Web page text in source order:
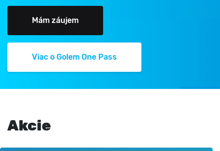
Mám záujem
Viac o Golem One Pass
Akcie